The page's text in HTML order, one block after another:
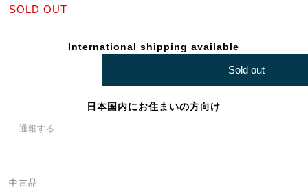
SOLD OUT
International shipping available
Sold out
日本国内にお住まいの方向け
通報する
中古品